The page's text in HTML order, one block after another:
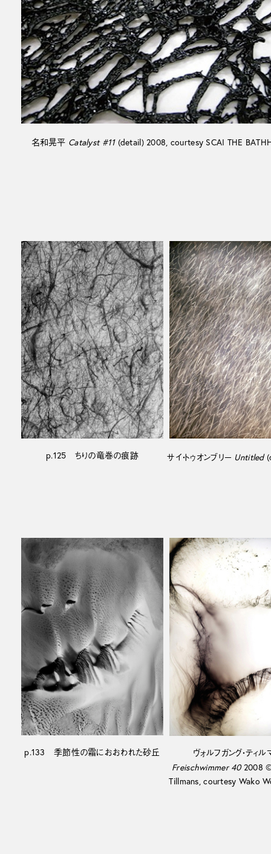
名和晃平 Catalyst #11(detail) 2008, courtesy SCAI THE
p.125 ちりの竜巻の痕跡 サイ・トゥオンブリー Untitled
p.133 季節性の霜におおわれた砂丘
ヴォルフガング・ティル
Freischwimmer 402008
Tillmans, courtesy Wako